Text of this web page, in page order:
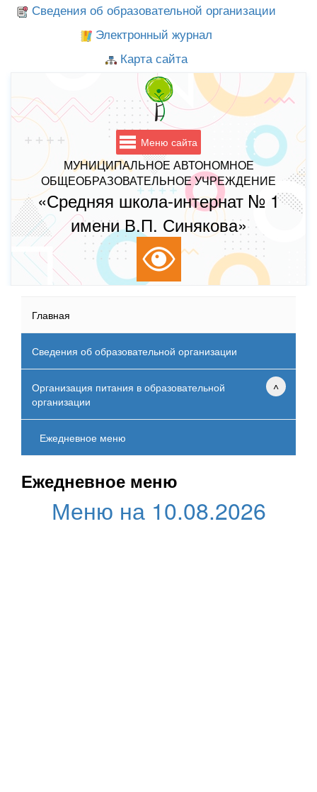
Сведения об образовательной организации
Электронный журнал
Карта сайта
Меню сайта
МУНИЦИПАЛЬНОЕ АВТОНОМНОЕ
ОБЩЕОБРАЗОВАТЕЛЬНОЕ УЧРЕЖДЕНИЕ
«Средняя школа-интернат № 1
имени В.П. Синякова»
Главная
Сведения об образовательной организации
Организация питания в образовательной
организации
Ежедневное меню
Ежедневное меню
Меню на 10.08.2026